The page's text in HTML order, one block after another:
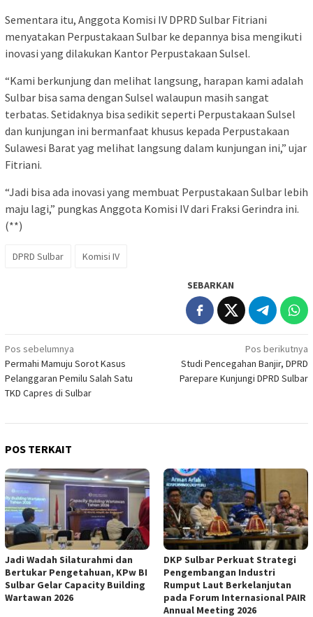
Sementara itu, Anggota Komisi IV DPRD Sulbar Fitriani
menyatakan Perpustakaan Sulbar ke depannya bisa mengikuti
inovasi yang dilakukan Kantor Perpustakaan Sulsel.
“Kami berkunjung dan melihat langsung, harapan kami adalah
Sulbar bisa sama dengan Sulsel walaupun masih sangat
terbatas. Setidaknya bisa sedikit seperti Perpustakaan Sulsel
dan kunjungan ini bermanfaat khusus kepada Perpustakaan
Sulawesi Barat yag melihat langsung dalam kunjungan ini,” ujar
Fitriani.
“Jadi bisa ada inovasi yang membuat Perpustakaan Sulbar lebih
maju lagi,” pungkas Anggota Komisi IV dari Fraksi Gerindra ini.
(**)
DPRD Sulbar Komisi IV
SEBARKAN
Navigasi
pos
Pos sebelumnya
Permahi Mamuju Sorot Kasus
Pelanggaran Pemilu Salah Satu
TKD Capres di Sulbar
Pos berikutnya
Studi Pencegahan Banjir, DPRD
Parepare Kunjungi DPRD Sulbar
POS TERKAIT
Jadi Wadah Silaturahmi dan
Bertukar Pengetahuan, KPw BI
Sulbar Gelar Capacity Building
Wartawan 2026
DKP Sulbar Perkuat Strategi
Pengembangan Industri
Rumput Laut Berkelanjutan
pada Forum Internasional PAIR
Annual Meeting 2026